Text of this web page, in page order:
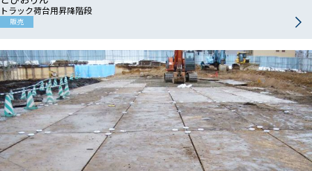
トラック荷台用昇降階段
販売